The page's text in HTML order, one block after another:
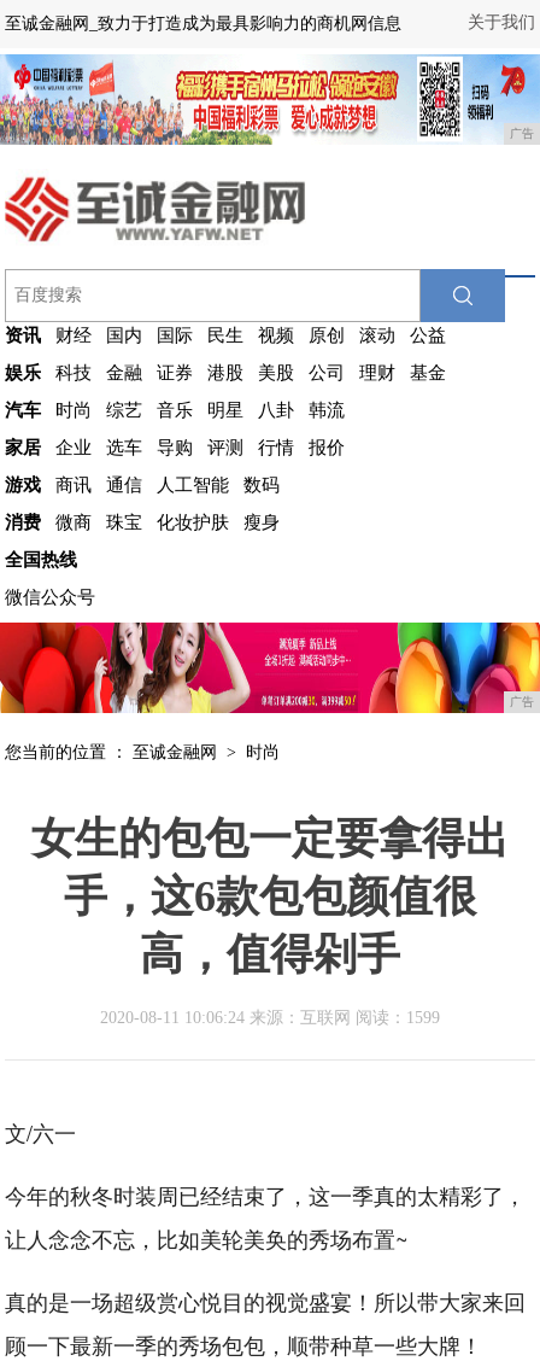
关于我们
至诚金融网_致力于打造成为最具影响力的商机网信息
广告
资讯 财经 国内 国际 民生 视频 原创 滚动
公益
娱乐
科技 金融 证券 港股 美股 公司 理财
基金
汽车
时尚 综艺 音乐 明星 八卦
韩流
家居
企业 选车 导购 评测 行情
报价
游戏
商讯 通信 人工智能
数码
消费
微商 珠宝 化妆护肤
瘦身
全国热线
微信公众号
广告
您当前的位置 ： 至诚金融网 > 时尚
女生的包包一定要拿得出
手，这6款包包颜值很
高，值得剁手
2020-08-11 10:06:24 来源：互联网 阅读：1599
文/六一
今年的秋冬时装周已经结束了，这一季真的太精彩了，
让人念念不忘，比如美轮美奂的秀场布置~
真的是一场超级赏心悦目的视觉盛宴！所以带大家来回
顾一下最新一季的秀场包包，顺带种草一些大牌！